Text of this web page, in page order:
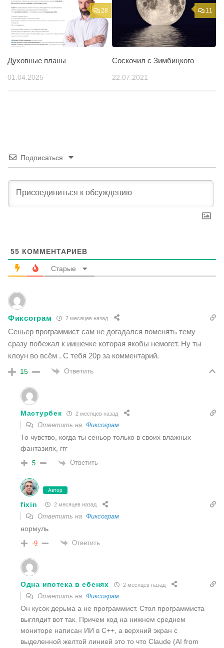
28
Духовные планы
01.04.2025
11
Соскочил с Зимбицкого
22.07.2021
Подписаться
55 КОММЕНТАРИЕВ
Старые
Фиксограм 2 месяцев назад
Сеньер программист сам не догадался поменять тему
сразу побежал к иишечке которая якобы немогет. Ну ты
клоун во всём . С тебя 20р за комментарий.
15 Ответить
Мастурбек 2 месяцев назад
Ответить на Фиксограм
То чувство, когда ты сеньор только в своих влажных
фантазиях, ггг
5 Ответить
Автор
fixin 2 месяцев назад
Ответить на Фиксограм
нормуль
-9 Ответить
Одна ипотека в ебенях 2 месяцев назад
Ответить на Фиксограм
Он кусок дерьма а не программист. Стол программиста
выглядит вот так. Причем код на нижнем среднем
мониторе написан ИИ в C++, а верхний экран с
выделенной желтой линией это то что Claude (AI from